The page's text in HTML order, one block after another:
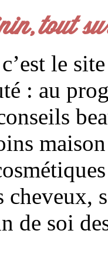
tout
le
: au
cheveux,
de soi